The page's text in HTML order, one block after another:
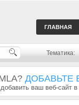
ГЛАВНАЯ
Тематика:
ДОБАВЬТЕ
ваш веб-сайт